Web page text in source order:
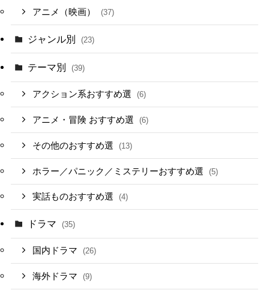
アニメ（映画） (37)
ジャンル別 (23)
テーマ別 (39)
アクション系おすすめ選 (6)
アニメ・冒険 おすすめ選 (6)
その他のおすすめ選 (13)
ホラー／パニック／ミステリーおすすめ選 (5)
実話ものおすすめ選 (4)
ドラマ (35)
国内ドラマ (26)
海外ドラマ (9)